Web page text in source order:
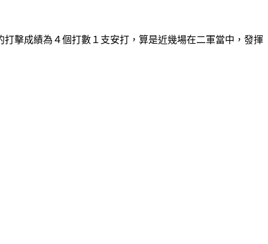
擊成績為４個打數１支安打，算是近幾場在二軍當中，發揮